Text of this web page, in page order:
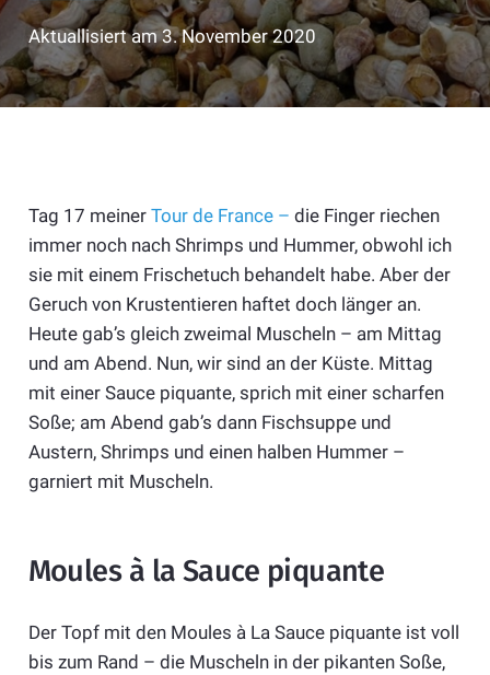
Aktuallisiert am3. November 2020
Tag 17 meiner Tour de France – die Finger riechen
immer noch nach Shrimps und Hummer, obwohl ich
sie mit einem Frischetuch behandelt habe. Aber der
Geruch von Krustentieren haftet doch länger an.
Heute gab’s gleich zweimal Muscheln – am Mittag
und am Abend. Nun, wir sind an der Küste. Mittag
mit einer Sauce piquante, sprich mit einer scharfen
Soße; am Abend gab’s dann Fischsuppe und
Austern, Shrimps und einen halben Hummer –
garniert mit Muscheln.
Moules à la Sauce piquante
Der Topf mit den Moules à La Sauce piquante ist voll
bis zum Rand – die Muscheln in der pikanten Soße,